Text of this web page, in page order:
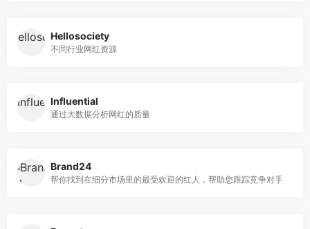
Hellosociety
不同行业网红资源
Influential
通过大数据分析网红的质量
Brand24
帮你找到在细分市场里的最受欢迎的红人，帮助您跟踪竞争对手